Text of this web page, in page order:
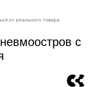
от реального товара
с